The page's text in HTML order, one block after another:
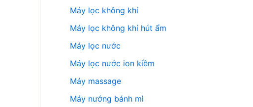
Máy lọc không khí
Máy lọc không khí hút ẩm
Máy lọc nước
Máy lọc nước ion kiềm
Máy massage
Máy nướng bánh mì